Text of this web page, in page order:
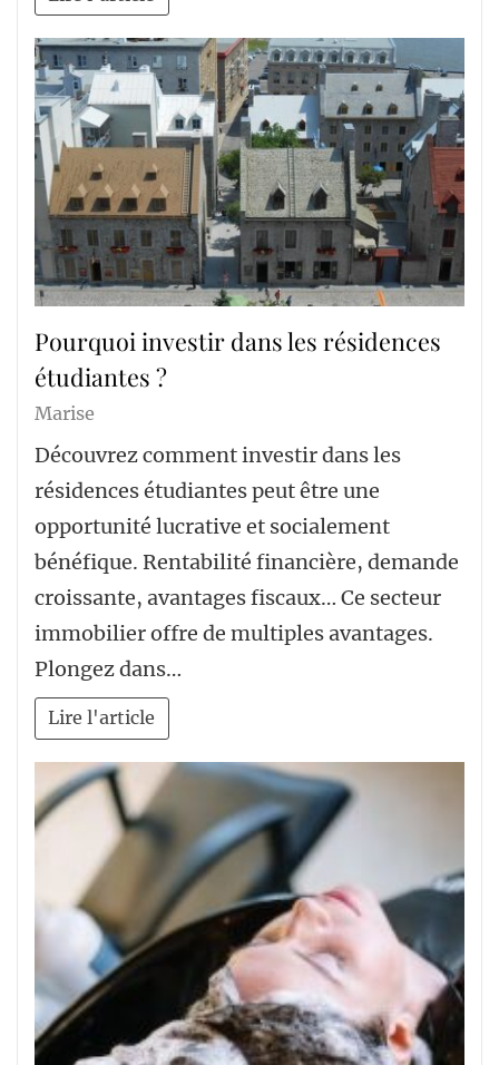
Pourquoi investir dans les résidences
étudiantes ?
Marise
Découvrez comment investir dans les
résidences étudiantes peut être une
opportunité lucrative et socialement
bénéfique. Rentabilité financière, demande
croissante, avantages fiscaux… Ce secteur
immobilier offre de multiples avantages.
Plongez dans…
Lire l'article